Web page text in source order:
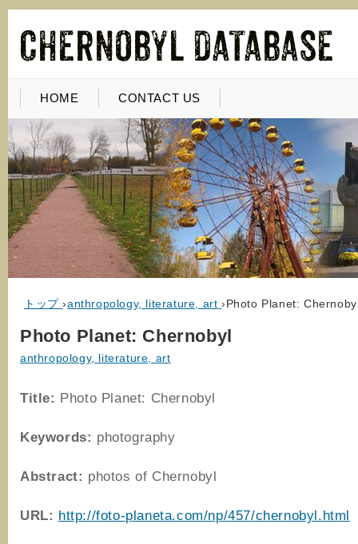
HOME CONTACT US
トップ ›anthropology, literature, art ›Photo Planet:
Photo Planet: Chernobyl
anthropology, literature, art
Title: Photo Planet: Chernobyl
Keywords: photography
Abstract: photos of Chernobyl
URL: http://foto-planeta.com/np/457/chernobyl.html